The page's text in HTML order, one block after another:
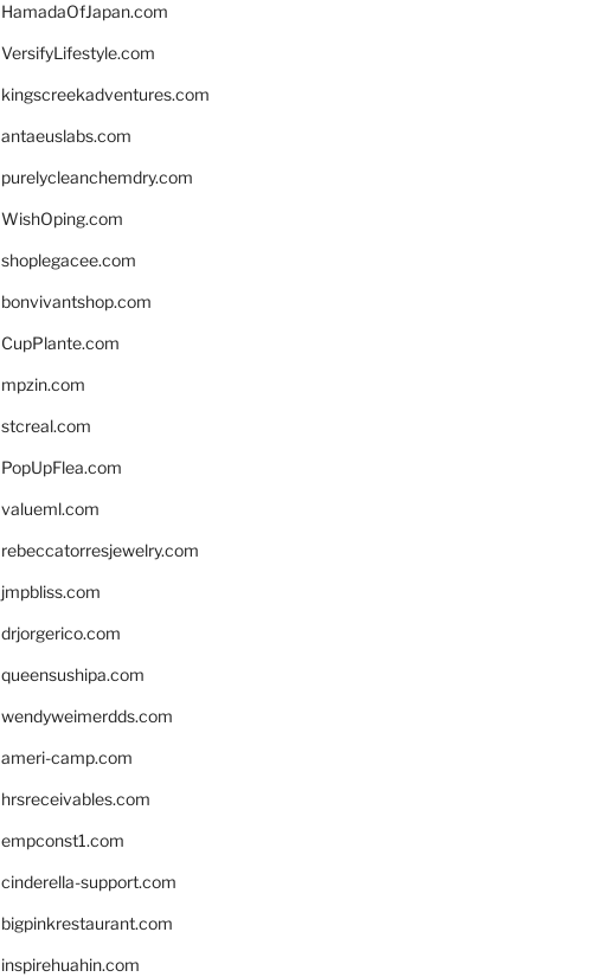
HamadaOfJapan.com
VersifyLifestyle.com
kingscreekadventures.com
antaeuslabs.com
purelycleanchemdry.com
WishOping.com
shoplegacee.com
bonvivantshop.com
CupPlante.com
mpzin.com
stcreal.com
PopUpFlea.com
valueml.com
rebeccatorresjewelry.com
jmpbliss.com
drjorgerico.com
queensushipa.com
wendyweimerdds.com
ameri-camp.com
hrsreceivables.com
empconst1.com
cinderella-support.com
bigpinkrestaurant.com
inspirehuahin.com